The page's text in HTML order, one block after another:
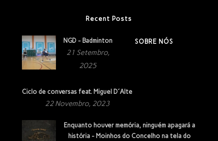
Recent Posts
NGD - Badminton
21 Setembro,
2025
Ciclo de conversas feat. Miguel D´Alte
22 Novembro, 2023
Enquanto houver memória, ninguém apagará a
história - Moinhos do Concelho na tela do
SOBRE NÓS